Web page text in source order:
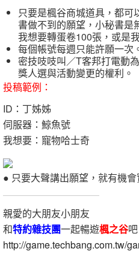
只要是楓谷商城道具，都
書做不到的願望，小秘書是
我想要轉蛋卷100張，或是
每個帳號每週只能許願一次
密技吱吱叫／T客邦打電動
獎人選與活動變更的權利。
投稿範例：
ID：丁姊姊
伺服器：鯨魚號
我想要：寵物哈士奇
● 只要大聲講出願望，就有機會
親愛的大朋友小朋友
和特約雜技團一起暢遊楓之谷吧
http://game.techbang.com.tw/